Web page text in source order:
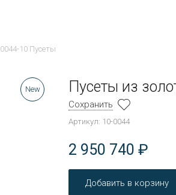
0044-10 Пусеты
New Пусеты из
Сохранить
Артикул: 10-0044
2 950 740 ₽
Добавить в корзину